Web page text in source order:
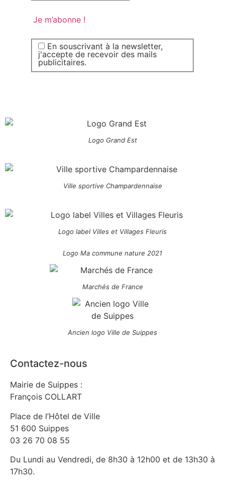
En souscrivant à la newsletter,
j'accepte de recevoir des mails
publicitaires.
Logo Grand Est
Ville sportive Champardennaise
Logo label Villes et Villages Fleuris
Logo Ma commune nature 2021
Marchés de France
Ancien logo Ville de Suippes
Contactez-nous
Mairie de Suippes :
François COLLART
Place de l’Hôtel de Ville
51 600 Suippes
03 26 70 08 55
Du Lundi au Vendredi, de 8h30 à 12h00 et de 13h30 à
17h30.